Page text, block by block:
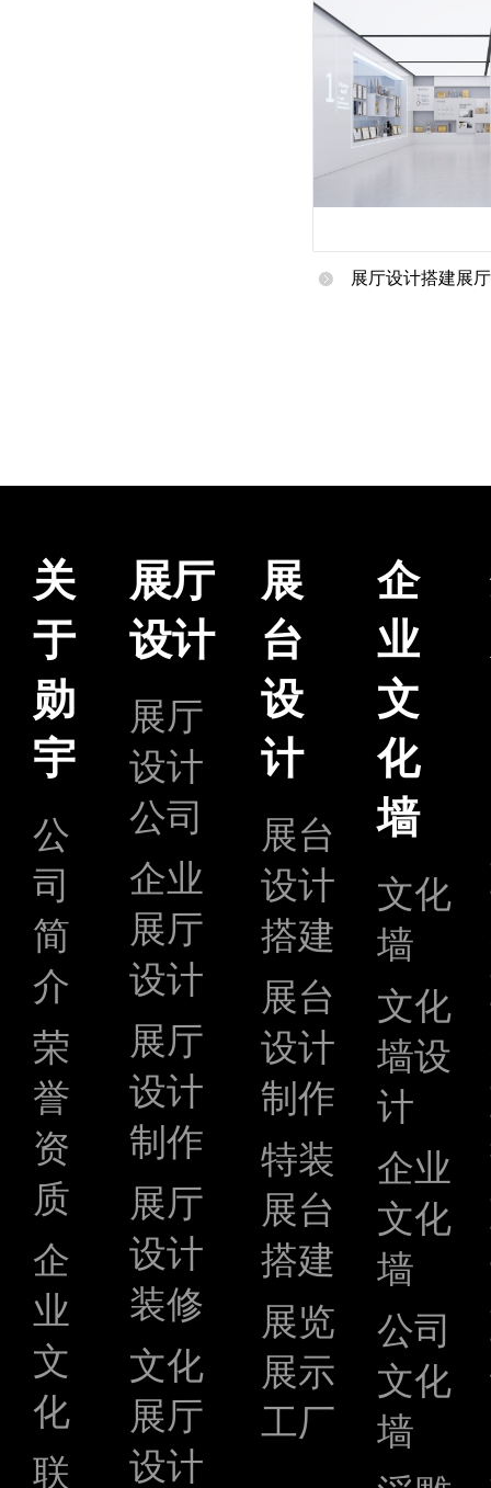
展厅设计搭建展
关
于
勋
宇
公
司
简
介
荣
誉
资
质
企
业
文
化
联
展厅
设计
展厅
设计
公司
企业
展厅
设计
展厅
设计
制作
展厅
设计
装修
文化
展厅
设计
展
台
设
计
展台
设计
搭建
展台
设计
制作
特装
展台
搭建
展览
展示
工厂
企
业
文
化
墙
文化
墙
文化
墙设
计
企业
文化
墙
公司
文化
墙